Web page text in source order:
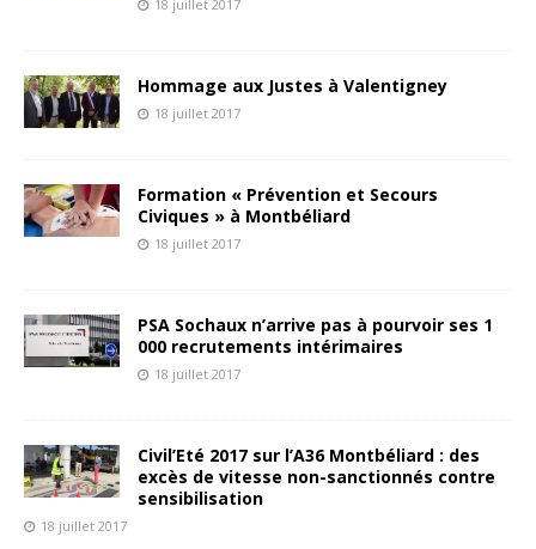
18 juillet 2017
Hommage aux Justes à Valentigney
18 juillet 2017
Formation « Prévention et Secours
Civiques » à Montbéliard
18 juillet 2017
PSA Sochaux n’arrive pas à pourvoir ses 1
000 recrutements intérimaires
18 juillet 2017
Civil’Eté 2017 sur l’A36 Montbéliard : des
excès de vitesse non-sanctionnés contre
sensibilisation
18 juillet 2017